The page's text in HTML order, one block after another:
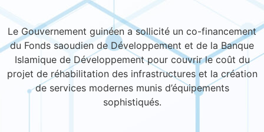
Le Gouvernement guinéen a sollicité un co-financement
du Fonds saoudien de Développement et de la Banque
Islamique de Développement pour couvrir le coût du
projet de réhabilitation des infrastructures et la création
de services modernes munis d’équipements
sophistiqués.